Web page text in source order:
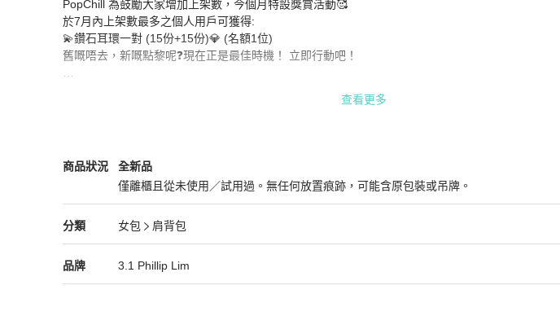
關於[已結束] PopChill 7月賣家Chill送禮商品詳情與購買須知
PopChill 為鼓勵大家增加上架數，今個月特設獎賞活動🥰
於7月內上架數最多之個人用戶可獲得:
💫鑽石耳環一對 (15份+15份)💎 (名額1位)
舊嘅唔去，新嘅點黎呢❓現在正是最佳時機！ 立即行動吧！
*就一切有關事宜，PopChill 將保留最終之決定權。
*本平台對於因郵寄過程中造成的禮劵/禮物遺失或損壞不承擔任何責任。如發生寄失情況，本平台將
賠償或補發。
查看更多
商品狀況
3.1 Phillip Lim女包
全新品
僅離櫃且從未使用／試用過。無任何放置痕跡，可能含原包裝或吊牌。
全新品
分類
3.1 Phillip Lim女包分類資訊
女包
肩背包
女包/肩背包推薦
品牌
3.1 Phillip Lim 精品女包品牌介紹
3.1 Phillip Lim
3.1 Phillip Lim 推薦清單